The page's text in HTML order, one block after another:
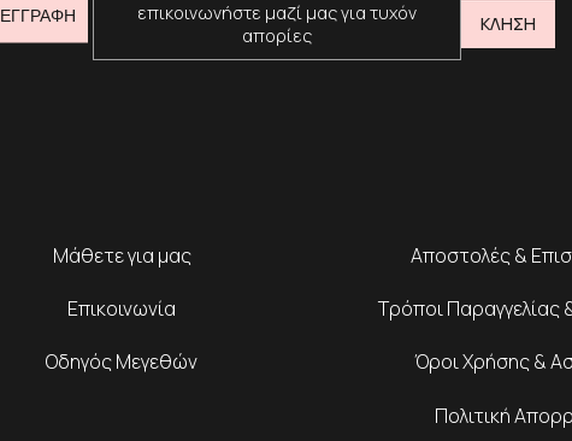
ΕΓΓΡΑΦΗ
επικοινωνήστε μαζί μας για τυχόν
απορίες
ΚΛΗΣΗ
Μάθετε για μας
Επικοινωνία
Οδηγός Μεγεθών
Αποστολές &
Τρόποι
Όροι Χρήσης &
Πολιτική